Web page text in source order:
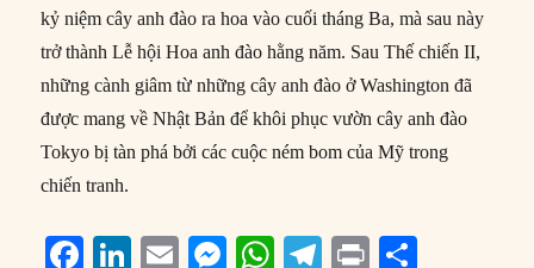
kỷ niệm cây anh đào ra hoa vào cuối tháng Ba, mà sau này
trở thành Lễ hội Hoa anh đào hằng năm. Sau Thế chiến II,
những cành giâm từ những cây anh đào ở Washington đã
được mang về Nhật Bản để khôi phục vườn cây anh đào
Tokyo bị tàn phá bởi các cuộc ném bom của Mỹ trong
chiến tranh.
F
Li E
M W T
P